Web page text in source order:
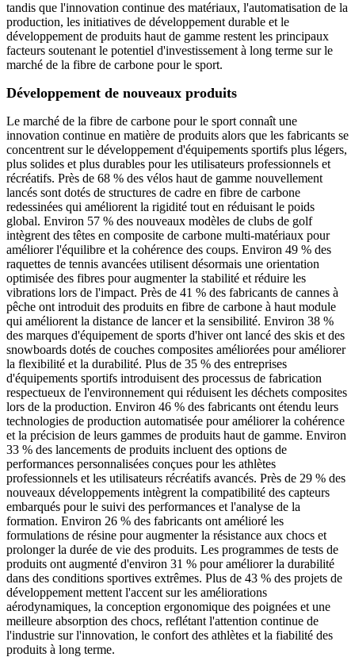
tandis que l'innovation continue des matériaux, l'automatisation de la
production, les initiatives de développement durable et le
développement de produits haut de gamme restent les principaux
facteurs soutenant le potentiel d'investissement à long terme sur le
marché de la fibre de carbone pour le sport.
Développement de nouveaux produits
Le marché de la fibre de carbone pour le sport connaît une
innovation continue en matière de produits alors que les fabricants se
concentrent sur le développement d'équipements sportifs plus légers,
plus solides et plus durables pour les utilisateurs professionnels et
récréatifs. Près de 68 % des vélos haut de gamme nouvellement
lancés sont dotés de structures de cadre en fibre de carbone
redessinées qui améliorent la rigidité tout en réduisant le poids
global. Environ 57 % des nouveaux modèles de clubs de golf
intègrent des têtes en composite de carbone multi-matériaux pour
améliorer l'équilibre et la cohérence des coups. Environ 49 % des
raquettes de tennis avancées utilisent désormais une orientation
optimisée des fibres pour augmenter la stabilité et réduire les
vibrations lors de l'impact. Près de 41 % des fabricants de cannes à
pêche ont introduit des produits en fibre de carbone à haut module
qui améliorent la distance de lancer et la sensibilité. Environ 38 %
des marques d'équipement de sports d'hiver ont lancé des skis et des
snowboards dotés de couches composites améliorées pour améliorer
la flexibilité et la durabilité. Plus de 35 % des entreprises
d'équipements sportifs introduisent des processus de fabrication
respectueux de l'environnement qui réduisent les déchets composites
lors de la production. Environ 46 % des fabricants ont étendu leurs
technologies de production automatisée pour améliorer la cohérence
et la précision de leurs gammes de produits haut de gamme. Environ
33 % des lancements de produits incluent des options de
performances personnalisées conçues pour les athlètes
professionnels et les utilisateurs récréatifs avancés. Près de 29 % des
nouveaux développements intègrent la compatibilité des capteurs
embarqués pour le suivi des performances et l'analyse de la
formation. Environ 26 % des fabricants ont amélioré les
formulations de résine pour augmenter la résistance aux chocs et
prolonger la durée de vie des produits. Les programmes de tests de
produits ont augmenté d'environ 31 % pour améliorer la durabilité
dans des conditions sportives extrêmes. Plus de 43 % des projets de
développement mettent l'accent sur les améliorations
aérodynamiques, la conception ergonomique des poignées et une
meilleure absorption des chocs, reflétant l'attention continue de
l'industrie sur l'innovation, le confort des athlètes et la fiabilité des
produits à long terme.